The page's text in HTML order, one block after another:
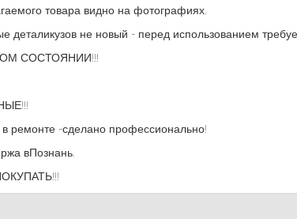
товара видно на фотографиях.
деталикузов не новый - перед использованием
СОСТОЯНИИ!!!
ремонте -сделано профессионально!
вПознань.